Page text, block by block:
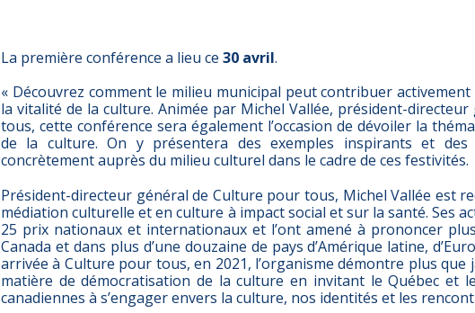
La première conférence a lieu ce 30 avril.
« Découvrez comment le milieu municipal peut contribuer
la vitalité de la culture. Animée par Michel Vallée, président-
tous, cette conférence sera également l’occasion de dévoiler la
de la culture. On y présentera des exemples inspirants et des
concrètement auprès du milieu culturel dans le cadre de ces festivités.
Président-directeur général de Culture pour tous, Michel Vallée est
médiation culturelle et en culture à impact social et sur la santé. Ses
25 prix nationaux et internationaux et l’ont amené à prononcer
Canada et dans plus d’une douzaine de pays d’Amérique latine,
arrivée à Culture pour tous, en 2021, l’organisme démontre plus que
matière de démocratisation de la culture en invitant le Québec et
canadiennes à s’engager envers la culture, nos identités et les